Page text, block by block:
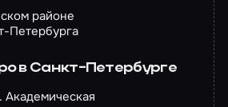
районе
Петербурга
в Санкт-Петербурге
Академическая